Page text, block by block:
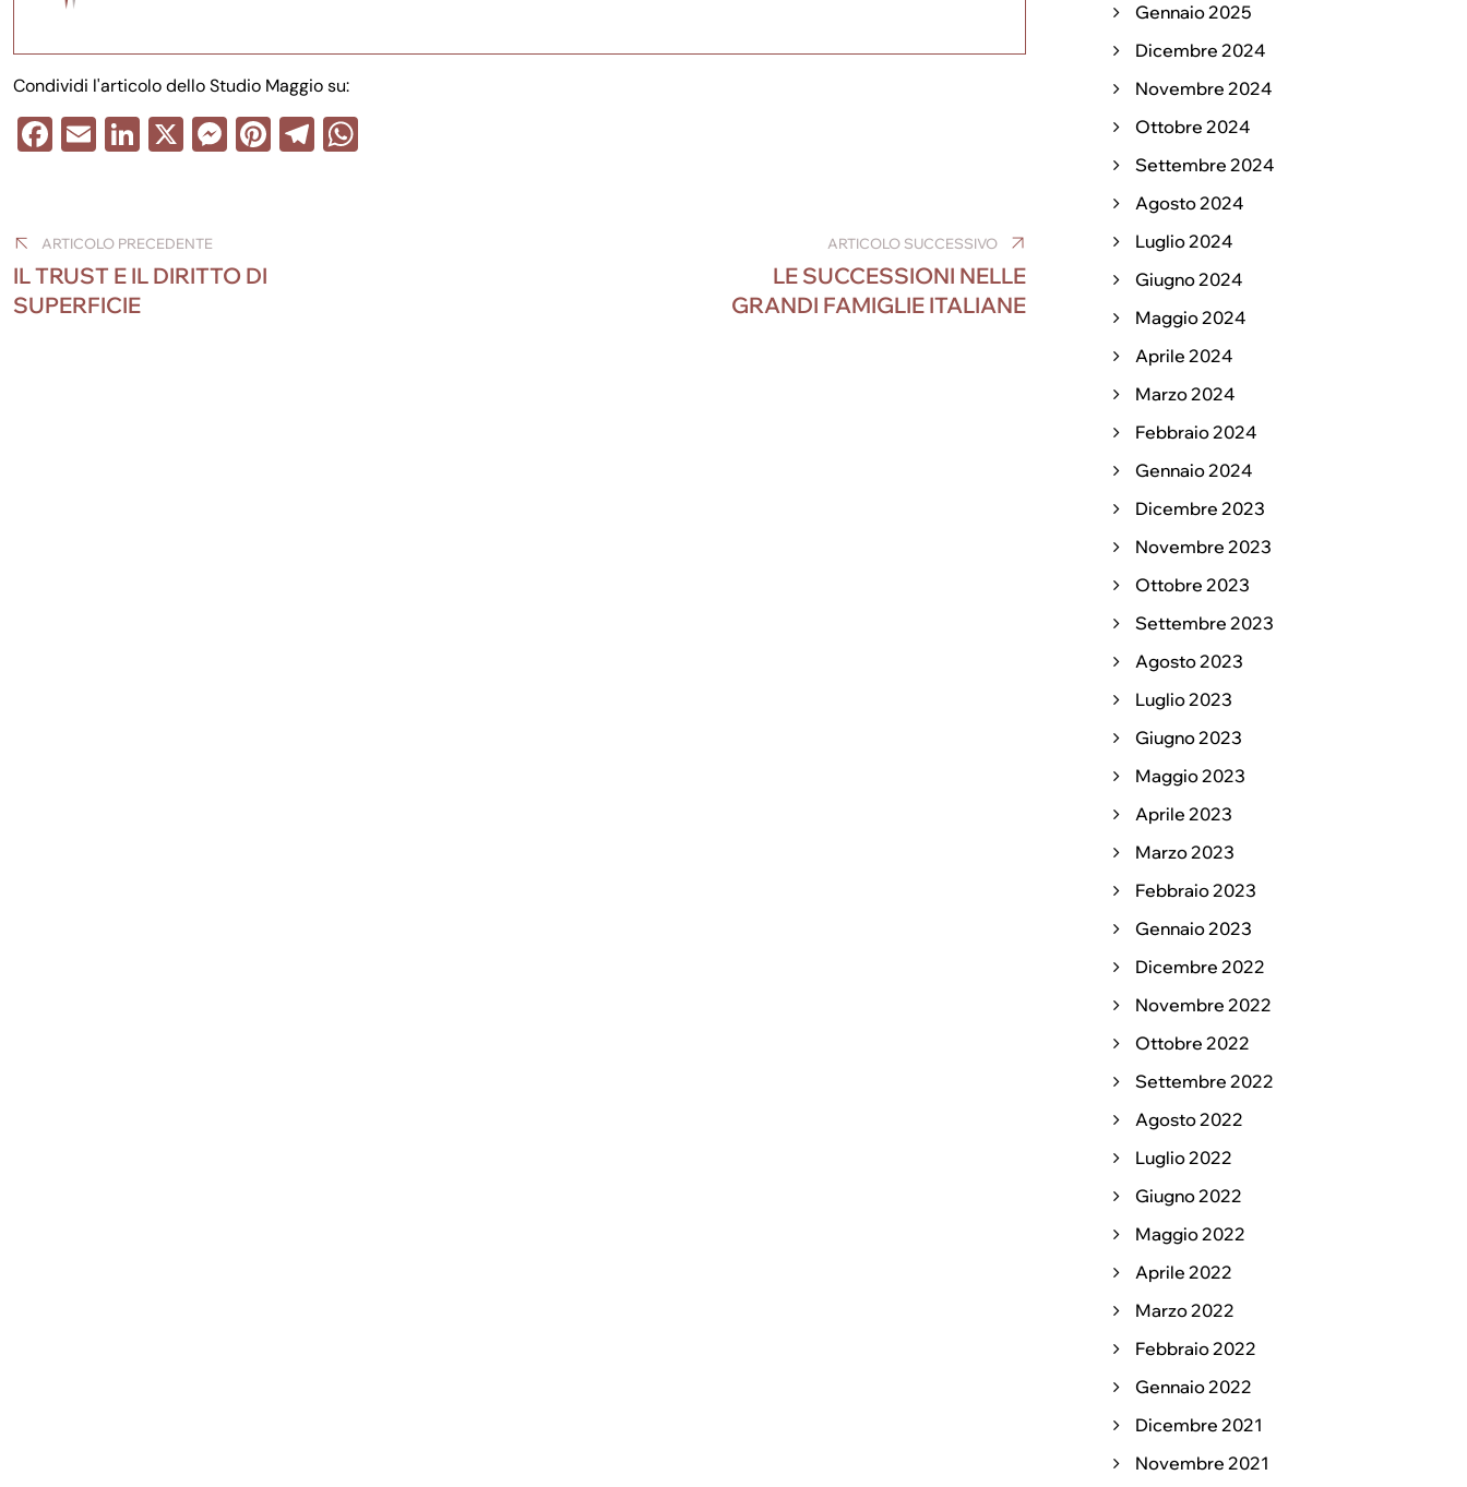
Condividi l'articolo dello Studio Maggio su:
F
e
b
o
E Li
e
dI
n
X M
n
Pi T
articoli
ARTICOLO PRECEDENTE
IL TRUST E IL DIRITTO DI
SUPERFICIE
ARTICOLO SUCCESSIVO
LE SUCCESSIONI NELLE
GRANDI FAMIGLIE ITALIANE
Gennaio 2025
Dicembre 2024
Novembre 2024
Ottobre 2024
Settembre 2024
Agosto 2024
Luglio 2024
Giugno 2024
Maggio 2024
Aprile 2024
Marzo 2024
Febbraio 2024
Gennaio 2024
Dicembre 2023
Novembre 2023
Ottobre 2023
Settembre 2023
Agosto 2023
Luglio 2023
Giugno 2023
Maggio 2023
Aprile 2023
Marzo 2023
Febbraio 2023
Gennaio 2023
Dicembre 2022
Novembre 2022
Ottobre 2022
Settembre 2022
Agosto 2022
Luglio 2022
Giugno 2022
Maggio 2022
Aprile 2022
Marzo 2022
Febbraio 2022
Gennaio 2022
Dicembre 2021
Novembre 2021